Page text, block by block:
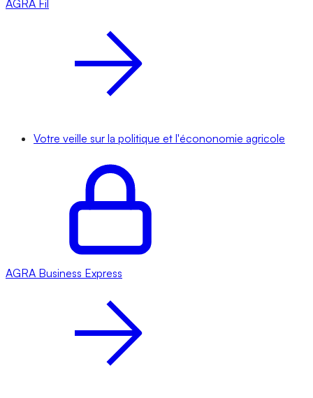
AGRA Fil
Votre veille sur la politique et l'écononomie agricole
AGRA Business Express